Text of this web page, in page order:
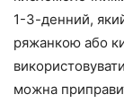
1-3-денний,
ряжанкою або
можна